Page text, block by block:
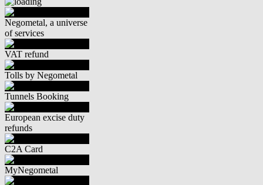
Negometal, a universe
of services
VAT refund
Tolls by Negometal
Tunnels Booking
European excise duty
refunds
C2A Card
MyNegometal